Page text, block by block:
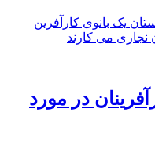
یک بانوی کارآفرین
نجاری می کارند
در مورد